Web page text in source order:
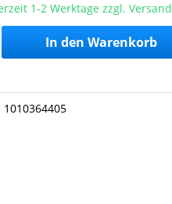
1-2 Werktage zzgl. Versand
In den Warenkorb
1010364405